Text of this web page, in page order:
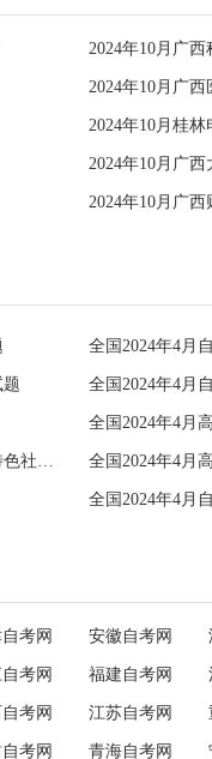
2024年10月广
2024年10月广
2024年10月桂
2024年10月广
2024年10月广
全国2024年4月
全国2024年4月
全国2024年4月高等教育自学考试毛泽东思想和中国特色社会主义理论体系概论试题 全国2024年4月
全国2024年4月
考网 安徽自考网
考网 福建自考网
考网 江苏自考网
考网 青海自考网